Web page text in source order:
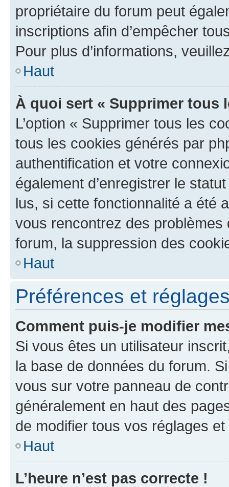
propriétaire du forum peut
inscriptions afin d’empêcher
Pour plus d’informations,
Haut
À quoi sert « Supprimer tous
L’option « Supprimer tous les
tous les cookies générés par
authentification et votre
également d’enregistrer le
lus, si cette fonctionnalité a été
vous rencontrez des
forum, la suppression des
Haut
Préférences et
Comment puis-je modifier
Si vous êtes un utilisateur
la base de données du forum.
vous sur votre panneau de
généralement en haut des
de modifier tous vos réglages
Haut
L’heure n’est pas correcte !